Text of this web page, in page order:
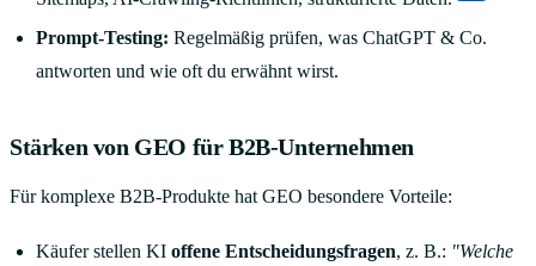
Prompt-Testing: Regelmäßig prüfen, was ChatGPT & Co.
antworten und wie oft du erwähnt wirst.
Stärken von GEO für B2B-Unternehmen
Für komplexe B2B-Produkte hat GEO besondere Vorteile:
Käufer stellen KIoffene Entscheidungsfragen, z. B.: "Welche